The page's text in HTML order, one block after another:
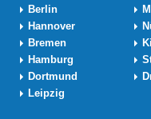
Berlin
Hannover
Bremen
Hamburg
Dortmund
Leipzig